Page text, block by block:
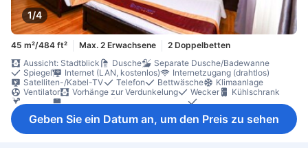
1/4
45 m²/484 ft² Max. 2 Erwachsene
2 Doppelbetten
Aussicht: Stadtblick
Dusche
Separate Dusche/Badewanne
Spiegel
Internet (LAN, kostenlos)
Internetzugang (drahtlos)
Satelliten-/Kabel-TV
Telefon Bettwäsche
Klimaanlage
Ventilator
Vorhänge zur Verdunkelung Wecker
Kühlschrank
Arbeitsplatz (Laptop-freundlich)
Kleiderschrank
Geben Sie ein Datum an, um den Preis zu sehen